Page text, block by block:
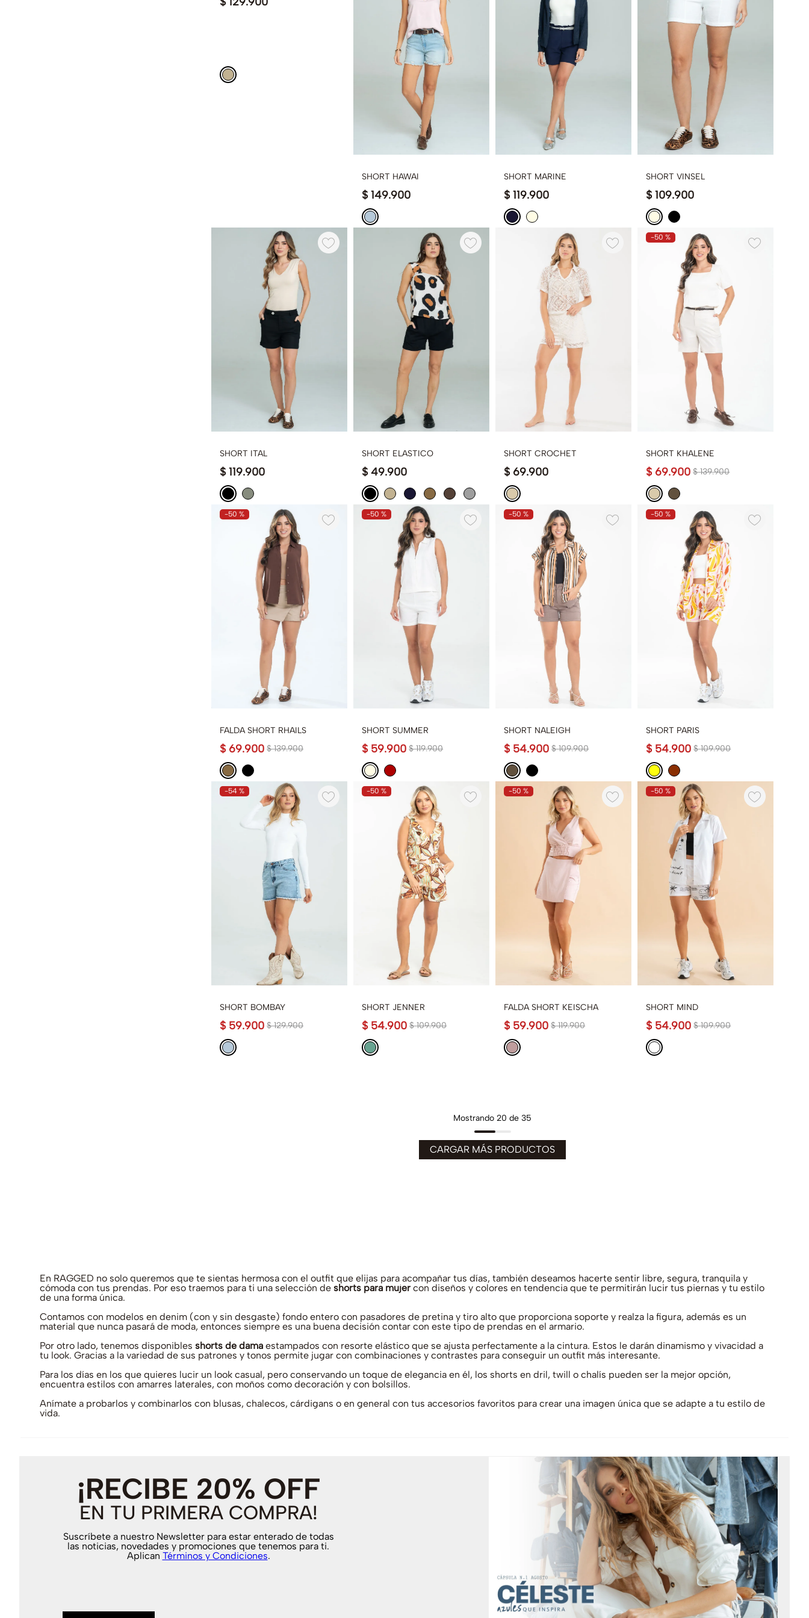
SHORT HAWAI
$ 149.900
SHORT MARINE
$ 119.900
SHORT VINSEL
$ 109.900
SHORT ITAL
$ 119.900
SHORT ELASTICO
$ 49.900
SHORT CROCHET
$ 69.900
-50 %
SHORT KHALENE
$ 139.900
$ 69.900
-50 %
FALDA SHORT RHAILS
$ 139.900
$ 69.900
-50 %
SHORT SUMMER
$ 119.900
$ 59.900
-50 %
SHORT NALEIGH
$ 109.900
$ 54.900
-50 %
SHORT PARIS
$ 109.900
$ 54.900
-54 %
SHORT BOMBAY
$ 129.900
$ 59.900
-50 %
SHORT JENNER
$ 109.900
$ 54.900
-50 %
FALDA SHORT KEISCHA
$ 119.900
$ 59.900
-50 %
SHORT MIND
$ 109.900
$ 54.900
Mostrando20 de 35
En RAGGED no solo queremos que te sientas hermosa con el outfit que elijas para acompañar tus días, también deseamos hacerte sentir libre, segura, tranquila y
cómoda con tus prendas. Por eso traemos para ti una selección de shorts para mujercon diseños y colores en tendencia que te permitirán lucir tus piernas y tu estilo
de una forma única.
Contamos con modelos en denim (con y sin desgaste) fondo entero con pasadores de pretina y tiro alto que proporciona soporte y realza la figura, además es un
material que nunca pasará de moda, entonces siempre es una buena decisión contar con este tipo de prendas en el armario.
Por otro lado, tenemos disponibles shorts de damaestampados con resorte elástico que se ajusta perfectamente a la cintura. Estos le darán dinamismo y vivacidad a
tu look. Gracias a la variedad de sus patrones y tonos permite jugar con combinaciones y contrastes para conseguir un outfit más interesante.
Para los días en los que quieres lucir un look casual, pero conservando un toque de elegancia en él, los shorts en dril, twill o chalís pueden ser la mejor opción,
encuentra estilos con amarres laterales, con moños como decoración y con bolsillos.
Anímate a probarlos y combinarlos con blusas, chalecos, cárdigans o en general con tus accesorios favoritos para crear una imagen única que se adapte a tu estilo de
vida.
¡RECIBE 20% OFF
EN TU PRIMERA COMPRA!
Suscríbete a nuestro Newsletter para estar enterado de todas
las noticias, novedades y promociones que tenemos para ti.
Aplican Términos y Condiciones.